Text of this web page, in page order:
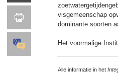
visgemeenschap
dominante soorten
Het voormalige
Alle informatie in het